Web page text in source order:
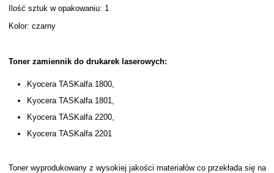
Ilość sztuk w opakowaniu: 1
Kolor: czarny
Toner zamiennik do drukarek laserowych:
Kyocera TASKalfa 1800,
Kyocera TASKalfa 1801,
Kyocera TASKalfa 2200,
Kyocera TASKalfa 2201
Toner wyprodukowany z wysokiej jakości materiałów co przekłada się na